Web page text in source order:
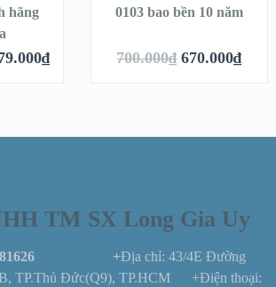
hãng
₫
0103 bao bền 10 năm
700.000₫ 670.000₫
TM SX Long Gia Uy
+Địa chỉ: 43/4E Đường
B, TP.Thủ Đức(Q9), TP.HCM +Điện thoại: